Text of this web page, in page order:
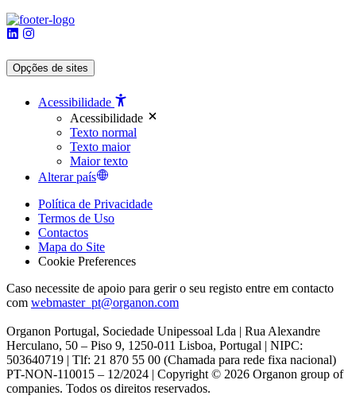
Opções de sites
Acessibilidade
Acessibilidade
Texto normal
Texto maior
Maior texto
Alterar país
Política de Privacidade
Termos de Uso
Contactos
Mapa do Site
Cookie Preferences
Caso necessite de apoio para gerir o seu registo entre em contacto
com webmaster_pt@organon.com
Organon Portugal, Sociedade Unipessoal Lda | Rua Alexandre
Herculano, 50 – Piso 9, 1250-011 Lisboa, Portugal | NIPC:
503640719 | Tlf: 21 870 55 00 (Chamada para rede fixa nacional)
PT-NON-110015 – 12/2024 | Copyright © 2026 Organon group of
companies. Todos os direitos reservados.